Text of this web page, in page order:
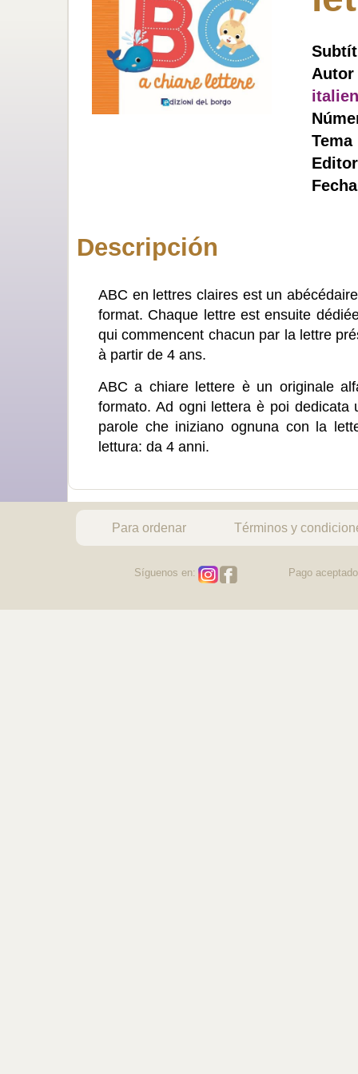
italien
Tema
Descripción
ABC en lettres claires est un
format. Chaque lettre est ensuite
qui commencent chacun par la lettre
à partir de 4 ans.
ABC a chiare lettere è un originale
formato. Ad ogni lettera è poi
parole che iniziano ognuna con la
lettura: da 4 anni.
Para ordenar Términos y
Síguenos en: Pago